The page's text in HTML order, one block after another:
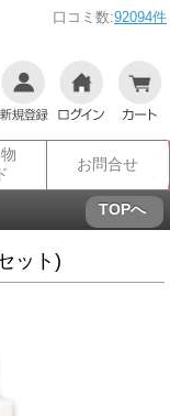
口コミ数:92094件
お問合せ
TOPへ
ット)